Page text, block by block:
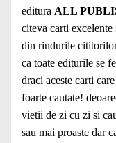
editura ALL
citeva carti
din rindurile
ca toate editurile se
draci aceste carti
foarte cautate!
vietii de zi cu zi si
sau mai proaste dar